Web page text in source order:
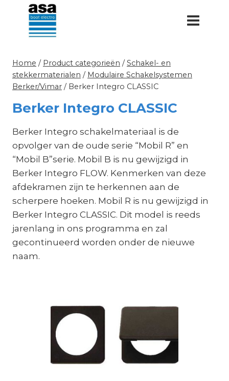
Doorgaan
inhoud
Home / Product categorieën / Schakel- en
stekkermaterialen / Modulaire Schakelsystemen
Berker/Vimar / Berker Integro CLASSIC
Berker Integro CLASSIC
Berker Integro schakelmateriaal is de
opvolger van de oude serie “Mobil R” en
“Mobil B”serie. Mobil B is nu gewijzigd in
Berker Integro FLOW. Kenmerken van deze
afdekramen zijn te herkennen aan de
scherpere hoeken. Mobil R is nu gewijzigd in
Berker Integro CLASSIC. Dit model is reeds
jarenlang in ons programma en zal
gecontinueerd worden onder de nieuwe
naam.